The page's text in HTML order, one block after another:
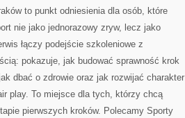
TRENERÓW
to punkt odniesienia dla osób, które
nie jako jednorazowy zryw, lecz jako
łączy podejście szkoleniowe z
pokazuje, jak budować sprawność krok
dbać o zdrowie oraz jak rozwijać charakter
play. To miejsce dla tych, którzy chcą
pierwszych kroków. Polecamy Sporty